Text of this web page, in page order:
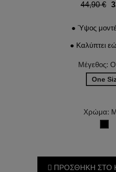
44,90 €
● Ύψος
● Καλύπτει
Μέγεθος:
One
Χρώμα:
ΠΡΟΣΘΗΚΗ ΣΤΟ